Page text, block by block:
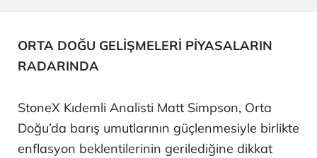
ORTA DOĞU GELİŞMELERİ PİYASALARIN
RADARINDA
StoneX Kıdemli Analisti Matt Simpson, Orta
Doğu’da barış umutlarının güçlenmesiyle birlikte
enflasyon beklentilerinin gerilediğine dikkat